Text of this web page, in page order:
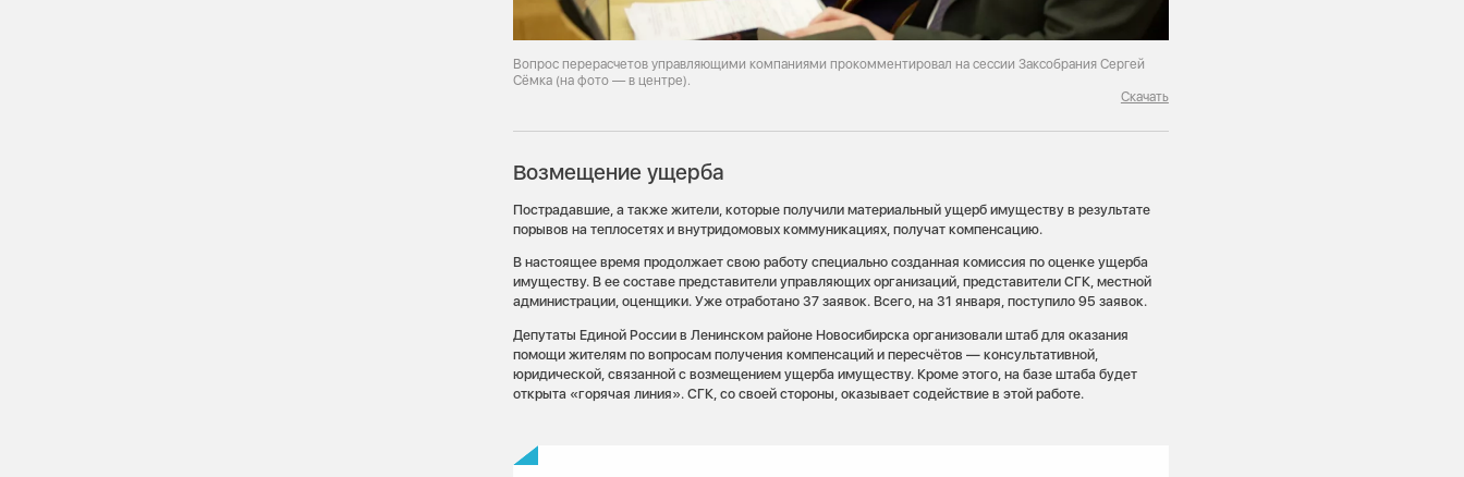
Вопрос перерасчетов управляющими компаниями прокомментировал на сессии Заксобрания Сергей
Сёмка (на фото — в центре).
Скачать
Возмещение ущерба
Пострадавшие, а также жители, которые получили материальный ущерб имуществу в результате
порывов на теплосетях и внутридомовых коммуникациях, получат компенсацию.
В настоящее время продолжает свою работу специально созданная комиссия по оценке ущерба
имуществу. В ее составе представители управляющих организаций, представители СГК, местной
администрации, оценщики. Уже отработано 37 заявок. Всего, на 31 января, поступило 95 заявок.
Депутаты Единой России в Ленинском районе Новосибирска организовали штаб для оказания
помощи жителям по вопросам получения компенсаций и пересчётов — консультативной,
юридической, связанной с возмещением ущерба имуществу. Кроме этого, на базе штаба будет
открыта «горячая линия». СГК, со своей стороны, оказывает содействие в этой работе.